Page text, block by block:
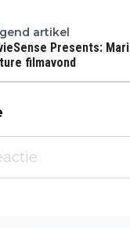
artikel
Presents:
filmavond